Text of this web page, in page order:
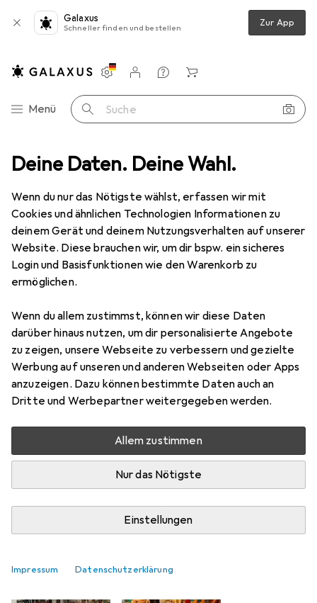
Deine Daten. Deine Wahl.
Wenn du nur das Nötigste wählst, erfassen wir mit
Cookies und ähnlichen Technologien Informationen zu
deinem Gerät und deinem Nutzungsverhalten auf unserer
Website. Diese brauchen wir, um dir bspw. ein sicheres
Login und Basisfunktionen wie den Warenkorb zu
ermöglichen.
Wenn du allem zustimmst, können wir diese Daten
darüber hinaus nutzen, um dir personalisierte Angebote
zu zeigen, unsere Webseite zu verbessern und gezielte
Werbung auf unseren und anderen Webseiten oder Apps
anzuzeigen. Dazu können bestimmte Daten auch an
Dritte und Werbepartner weitergegeben werden.
Allem zustimmen
Nur das Nötigste
Einstellungen
Impressum Datenschutzerklärung
Galaxus
Schneller finden und bestellen Zur App
Navigation nach Kategorien
Menü Suche
Einstellungen
Kundenkonto
Vergleichslisten
Merklisten
Warenkorb
Produktbewertungen Ein richtig schönes Lego Modell
EUR
538,05
LEGOBruchtal
10316, LEGO Lord of the Rings
Bewertung für LEGO Bruchtal
TenshiKitano
vor 2 Jahren
+2
hat dieses Produkt gekauft
Ein richtig schönes Lego Modell
Das Set ist relativ schnell zusammengesezt, wenn man
etwas geübt ist. Und wer Freude an Lego / Modellen /
DIY-Sets hat und oder ein Fan von Herr der Ringe ist,
kommt hier auf seine Kosten. Zuletzt sollte man sich aber